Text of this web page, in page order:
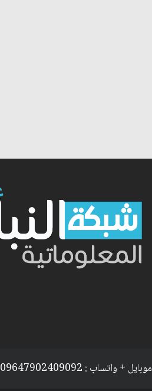
موبايل + واتساب : 009647902409092